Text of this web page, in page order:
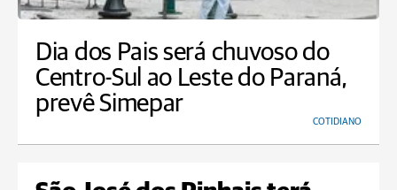
Dia dos Pais será chuvoso do
Centro-Sul ao Leste do Paraná,
prevê Simepar
COTIDIANO